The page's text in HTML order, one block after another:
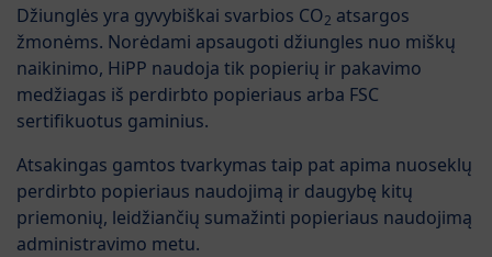
Džiunglės yra gyvybiškai svarbios CO2 atsargos
žmonėms. Norėdami apsaugoti džiungles nuo miškų
naikinimo, HiPP naudoja tik popierių ir pakavimo
medžiagas iš perdirbto popieriaus arba FSC
sertifikuotus gaminius.
Atsakingas gamtos tvarkymas taip pat apima nuoseklų
perdirbto popieriaus naudojimą ir daugybę kitų
priemonių, leidžiančių sumažinti popieriaus naudojimą
administravimo metu.